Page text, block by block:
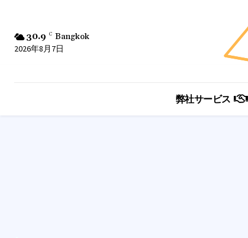
30.9 C Bangkok
2026年8月7日
弊社サービス